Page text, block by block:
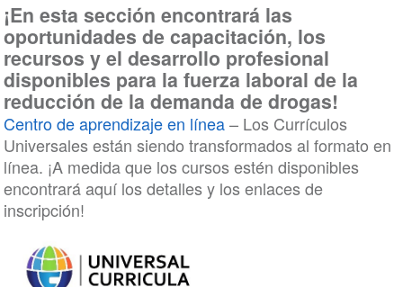
¡En esta sección encontrará las
oportunidades de capacitación, los
recursos y el desarrollo profesional
disponibles para la fuerza laboral de la
reducción de la demanda de drogas!
Centro de aprendizaje en línea– Los Currículos
Universales están siendo transformados al formato en
línea. ¡A medida que los cursos estén disponibles
encontrará aquí los detalles y los enlaces de
inscripción!